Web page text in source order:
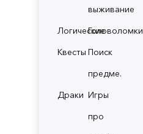
выживание
ЛогическиеГоловоломки
Квесты Поиск
предме.
Драки Игры
про